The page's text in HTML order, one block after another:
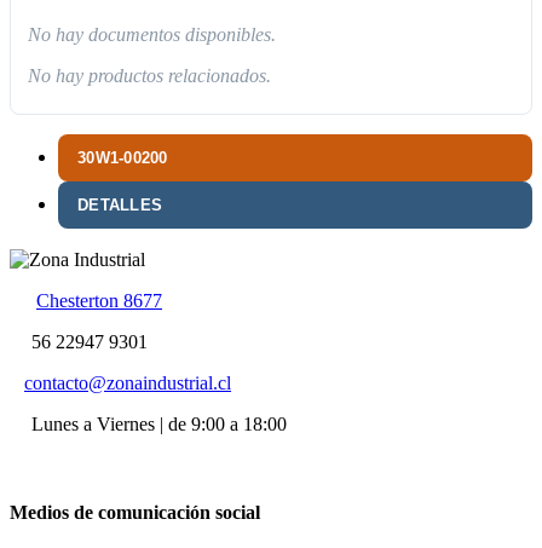
30W1-00200
DETALLES
No hay documentos disponibles.
No hay productos relacionados.
Chesterton 8677
56 22947 9301
contacto@zonaindustrial.cl
Lunes a Viernes | de 9:00 a 18:00
Medios de comunicación social